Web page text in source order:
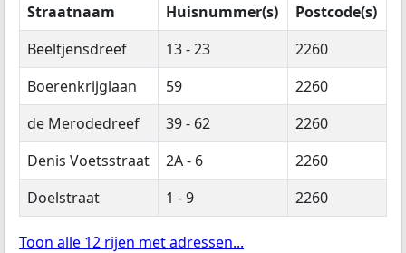
Straatnaam Huisnummer(s)
Postcode(s)
Beeltjensdreef
13 - 23
2260
Boerenkrijglaan
59
2260
de Merodedreef
39 - 62
2260
Denis Voetsstraat
2A - 6
2260
Doelstraat
1 - 9 2260
Toon alle 12 rijen met adressen...